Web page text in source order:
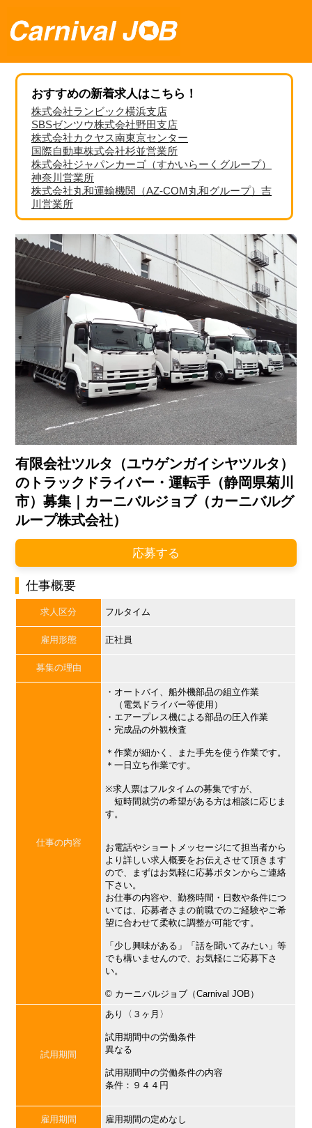
おすすめの新着求人はこちら！
株式会社ランビック横浜支店
SBSゼンツウ株式会社野田支店
株式会社カクヤス南東京センター
国際自動車株式会社杉並営業所
株式会社ジャパンカーゴ（すかいらーくグループ）
神奈川営業所
株式会社丸和運輸機関（AZ-COM丸和グループ）吉
川営業所
有限会社ツルタ（ユウゲンガイシヤツルタ）
のトラックドライバー・運転手（静岡県菊川
市）募集｜カーニバルジョブ（カーニバルグ
ループ株式会社）
応募する
仕事概要
求人区分 フルタイム
雇用形態 正社員
募集の理由
仕事の内容
・オートバイ、船外機部品の組立作業
（電気ドライバー等使用）
・エアープレス機による部品の圧入作業
・完成品の外観検査
＊作業が細かく、また手先を使う作業です。
＊一日立ち作業です。
※求人票はフルタイムの募集ですが、
短時間就労の希望がある方は相談に応じま
す。
お電話やショートメッセージにて担当者から
より詳しい求人概要をお伝えさせて頂きます
ので、まずはお気軽に応募ボタンからご連絡
下さい。
お仕事の内容や、勤務時間・日数や条件につ
いては、応募者さまの前職でのご経験やご希
望に合わせて柔軟に調整が可能です。
「少し興味がある」「話を聞いてみたい」等
でも構いませんので、お気軽にご応募下さ
い。
©︎ カーニバルジョブ（Carnival JOB）
試用期間
あり〈３ヶ月〉
試用期間中の労働条件
異なる
試用期間中の労働条件の内容
条件：９４４円
雇用期間 雇用期間の定めなし